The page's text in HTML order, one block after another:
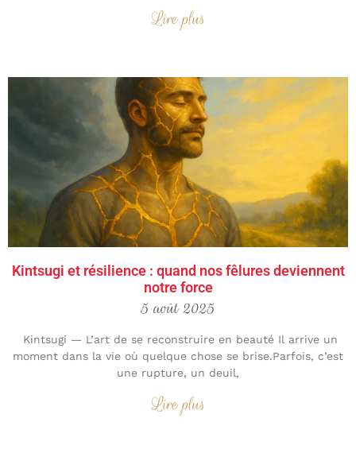
Lire plus
Kintsugi et résilience : quand nos fêlures deviennent
notre force
5 août 2025
Kintsugi — L’art de se reconstruire en beauté Il arrive un
moment dans la vie où quelque chose se brise.Parfois, c’est
une rupture, un deuil,
Lire plus